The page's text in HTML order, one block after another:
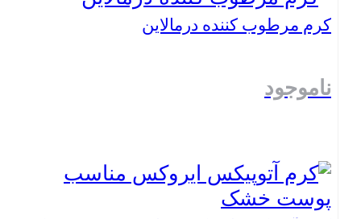
کرم مرطوب کننده درمالاین
ناموجود
بستن